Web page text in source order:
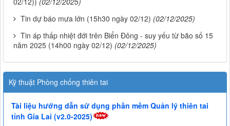
Tin dự báo mưa lớn (15h30 ngày 02/12) (02/12/2025)
Tin áp thấp nhiệt đới trên Biển Đông - suy yếu từ bão số 15
năm 2025 (14h00 ngày 02/12) (02/12/2025)
Kỹ thuật Phòng chống thiên tai
Tài liệu hướng dẫn sử dụng phần mềm Quản lý thiên tai
tỉnh Gia Lai (v2.0-2025)